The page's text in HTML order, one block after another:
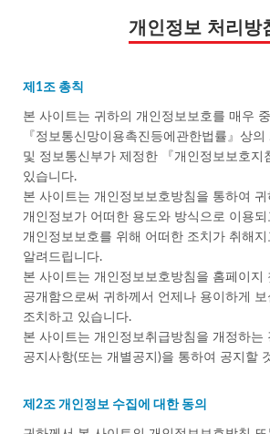
개인정보 처리방
제1조 총칙
본 사이트는 귀하의 개인정보보호를 매우
『정보통신망이용촉진등에관한법률』상
및 정보통신부가 제정한 『개인정보보호지
있습니다.
본 사이트는 개인정보보호방침을 통하여
개인정보가 어떠한 용도와 방식으로 이용되
개인정보보호를 위해 어떠한 조치가 취해지
알려드립니다.
본 사이트는 개인정보보호방침을 홈페이지
공개함으로써 귀하께서 언제나 용이하게
조치하고 있습니다.
본 사이트는 개인정보취급방침을 개정하는
공지사항(또는 개별공지)을 통하여 공지할
제2조 개인정보 수집에 대한 동의